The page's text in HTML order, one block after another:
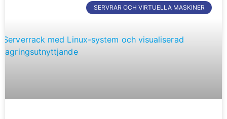
SERVRAR OCH VIRTUELLA MASKINER